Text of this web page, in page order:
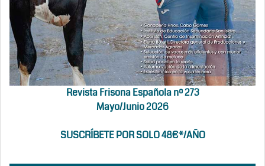
Revista Frisona Española nº 273
Mayo/Junio 2026
SUSCRÍBETE POR SOLO 48€*/AÑO